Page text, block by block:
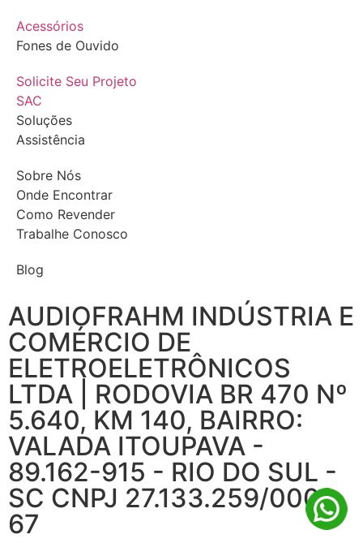
Acessórios
Fones de Ouvido
Solicite Seu Projeto
SAC
Soluções
Assistência
Sobre Nós
Onde Encontrar
Como Revender
Trabalhe Conosco
Blog
AUDIOFRAHM INDÚSTRIA E
COMÉRCIO DE
ELETROELETRÔNICOS
LTDA | RODOVIA BR 470 Nº
5.640, KM 140, BAIRRO:
VALADA ITOUPAVA -
89.162-915 - RIO DO SUL -
SC CNPJ 27.133.259/0001-
67